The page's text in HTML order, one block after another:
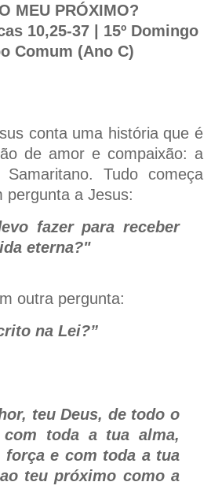
MEU PRÓXIMO?
10,25-37 | 15º Domingo
Comum (Ano C)
conta uma história que é
de amor e compaixão: a
Tudo começa
pergunta a Jesus:
fazer para receber
eterna?"
outra pergunta:
na Lei?”
teu Deus, de todo o
toda a tua alma,
força e com toda a tua
teu próximo como a